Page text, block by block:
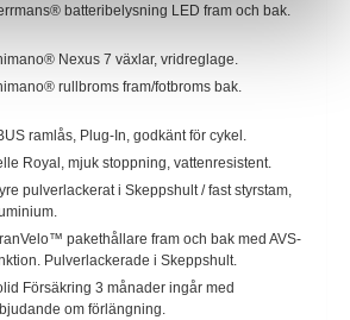
batteribelysning LED fram och bak.
Nexus 7 växlar, vridreglage.
rullbroms fram/fotbroms bak.
ramlås, Plug-In, godkänt för cykel.
Royal, mjuk stoppning, vattenresistent.
pulverlackerat i Skeppshult / fast styrstam,
pakethållare fram och bak med AVS-
Pulverlackerade i Skeppshult.
Försäkring 3 månader ingår med
om förlängning.